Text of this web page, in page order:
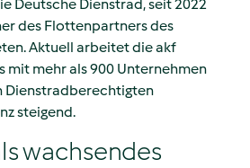
Deutsche Dienstrad, seit 2022
des Flottenpartners des
Aktuell arbeitet die akf
mit mehr als 900 Unternehmen
Dienstradberechtigten
steigend.
wachsendes